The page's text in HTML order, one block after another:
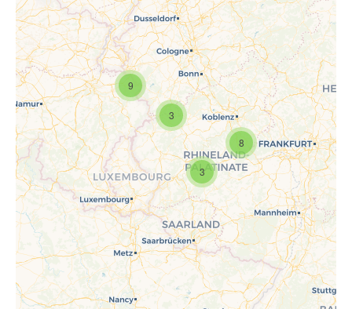
Travelers' Map wird geladen …
Wenn du dies siehst, nachdem
deine Seite vollständig geladen
wurde, fehlen leafletJS-Dateien.
3
8
3
9